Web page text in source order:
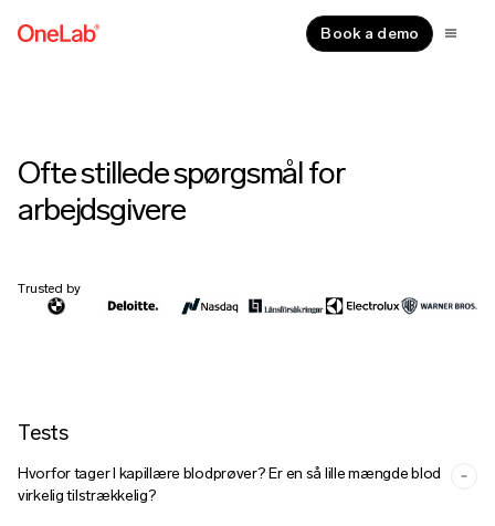
Book a demo
Ofte stillede spørgsmål for
arbejdsgivere
Trusted by
Tests
Hvorfor tager I kapillære blodprøver? Er en så lille mængde blod
virkelig tilstrækkelig?